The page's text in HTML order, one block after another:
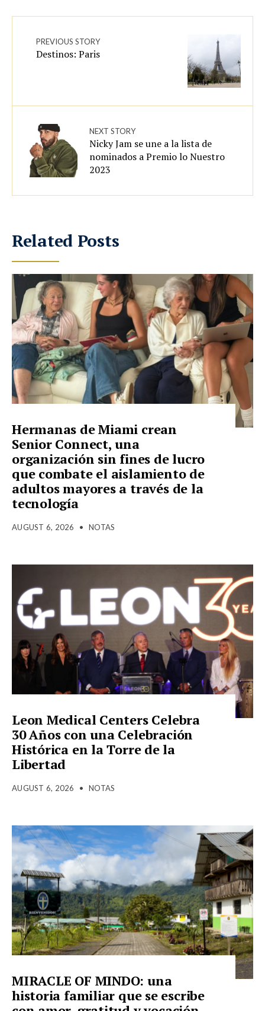
PREVIOUS STORY
Destinos: Paris
NEXT STORY
Nicky Jam se une a la lista de
nominados a Premio lo Nuestro
2023
Related Posts
Hermanas de Miami crean
Senior Connect, una
organización sin fines de lucro
que combate el aislamiento de
adultos mayores a través de la
tecnología
AUGUST 6, 2026 • NOTAS
Leon Medical Centers Celebra
30 Años con una Celebración
Histórica en la Torre de la
Libertad
AUGUST 6, 2026 • NOTAS
MIRACLE OF MINDO: una
historia familiar que se escribe